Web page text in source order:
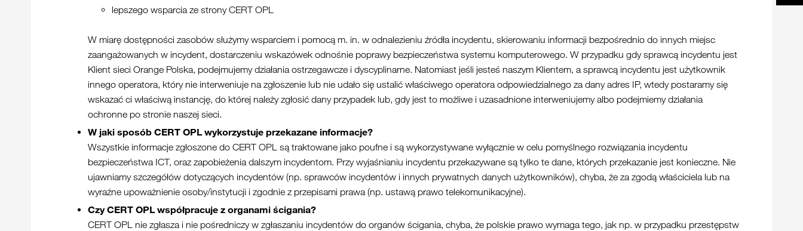
lepszego wsparcia ze strony CERT OPL
W miarę dostępności zasobów służymy wsparciem i pomocą m. in. w odnalezieniu źródła incydentu, skierowaniu informacji bezpośrednio do innych miejsc
zaangażowanych w incydent, dostarczeniu wskazówek odnośnie poprawy bezpieczeństwa systemu komputerowego. W przypadku gdy sprawcą incydentu jest
Klient sieci Orange Polska, podejmujemy działania ostrzegawcze i dyscyplinarne. Natomiast jeśli jesteś naszym Klientem, a sprawcą incydentu jest użytkownik
innego operatora, który nie interweniuje na zgłoszenie lub nie udało się ustalić właściwego operatora odpowiedzialnego za dany adres IP, wtedy postaramy się
wskazać ci właściwą instancję, do której należy zgłosić dany przypadek lub, gdy jest to możliwe i uzasadnione interweniujemy albo podejmiemy działania
ochronne po stronie naszej sieci.
W jaki sposób CERT OPL wykorzystuje przekazane informacje?
Wszystkie informacje zgłoszone do CERT OPL są traktowane jako poufne i są wykorzystywane wyłącznie w celu pomyślnego rozwiązania incydentu
bezpieczeństwa ICT, oraz zapobieżenia dalszym incydentom. Przy wyjaśnianiu incydentu przekazywane są tylko te dane, których przekazanie jest konieczne. Nie
ujawniamy szczegółów dotyczących incydentów (np. sprawców incydentów i innych prywatnych danych użytkowników), chyba, że za zgodą właściciela lub na
wyraźne upoważnienie osoby/instytucji i zgodnie z przepisami prawa (np. ustawą prawo telekomunikacyjne).
Czy CERT OPL współpracuje z organami ścigania?
CERT OPL nie zgłasza i nie pośredniczy w zgłaszaniu incydentów do organów ścigania, chyba, że polskie prawo wymaga tego, jak np. w przypadku przestępstw